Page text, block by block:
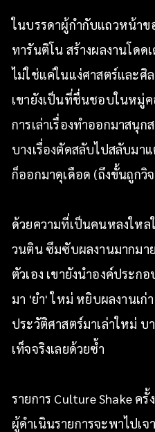
ในบรรดาผู้กำกับแถวหน้าข
ทารันติโน สร้างผลงานโด
ไม่ใช่แค่ในแง่ศาสตร์และศิ
เขายังเป็นที่ชื่นชอบในหมู่ค
การเล่าเรื่องทำออกมาสนุ
บางเรื่องตัดสลับไปสลับมา
ก็ออกมาดุเดือด (ถึงขั้นถูกวิ
ด้วยความที่เป็นคนหลงให
วนติน ซึมซับผลงานมากมา
ตัวเอง เขายังนำองค์ประ
มา 'ยำ' ใหม่ หยิบผลงานเ
ประวัติศาสตร์มาเล่าใหม่ บ
เท็จจริงเลยด้วยซ้ำ
รายการ Culture Shake ค
ผู้ดำเนินรายการจะพาไปเ